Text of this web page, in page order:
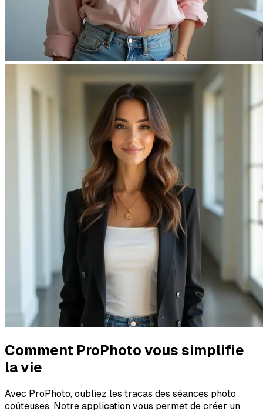
Comment ProPhoto vous simplifie
la vie
Avec ProPhoto, oubliez les tracas des séances photo
coûteuses. Notre application vous permet de créer un